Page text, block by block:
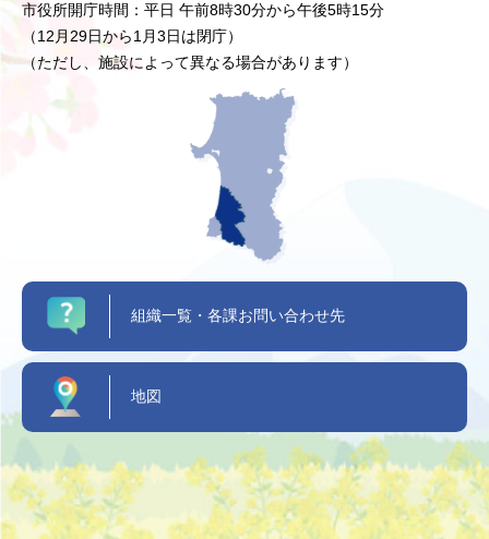
市役所開庁時間：平日 午前8時30分から午後5時15分
（12月29日から1月3日は閉庁）
（ただし、施設によって異なる場合があります）
組織一覧・各課お問い合わせ先
地図